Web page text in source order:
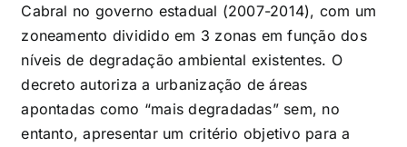
Cabral no governo estadual (2007-2014), com um
zoneamento dividido em 3 zonas em função dos
níveis de degradação ambiental existentes. O
decreto autoriza a urbanização de áreas
apontadas como “mais degradadas” sem, no
entanto, apresentar um critério objetivo para a